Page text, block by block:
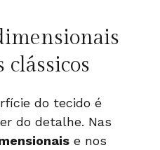
clássicos
do tecido é
do detalhe. Nas
e nos